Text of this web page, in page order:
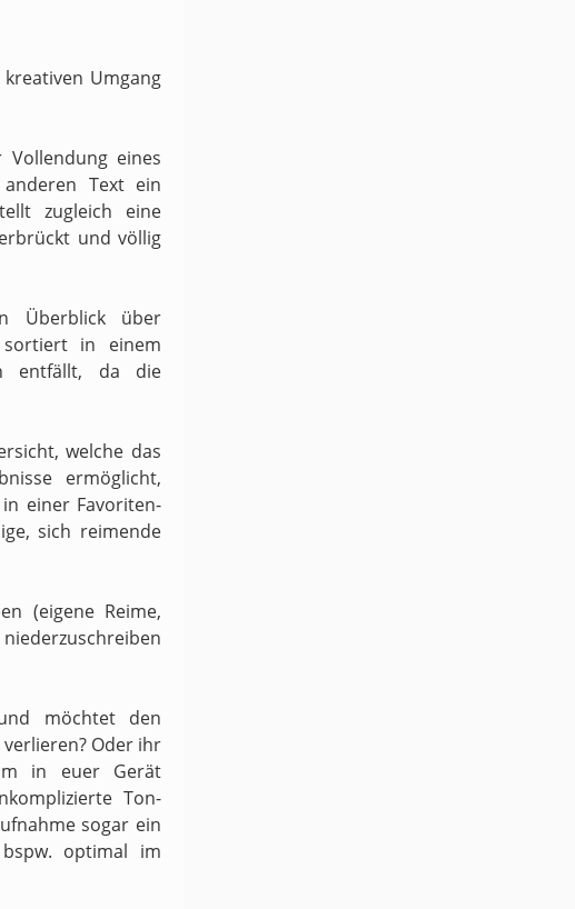
Umgang
eines
Text ein
zugleich eine
und völlig
Überblick über
sortiert in einem
entfällt, da die
welche das
ermöglicht,
einer Favoriten-
sich reimende
(eigene Reime,
möchtet den
Oder ihr
in euer Gerät
Ton-
sogar ein
optimal im